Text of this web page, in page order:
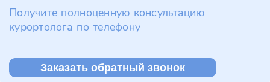
Получите полноценную консультацию
курортолога по телефону
Заказать обратный звонок